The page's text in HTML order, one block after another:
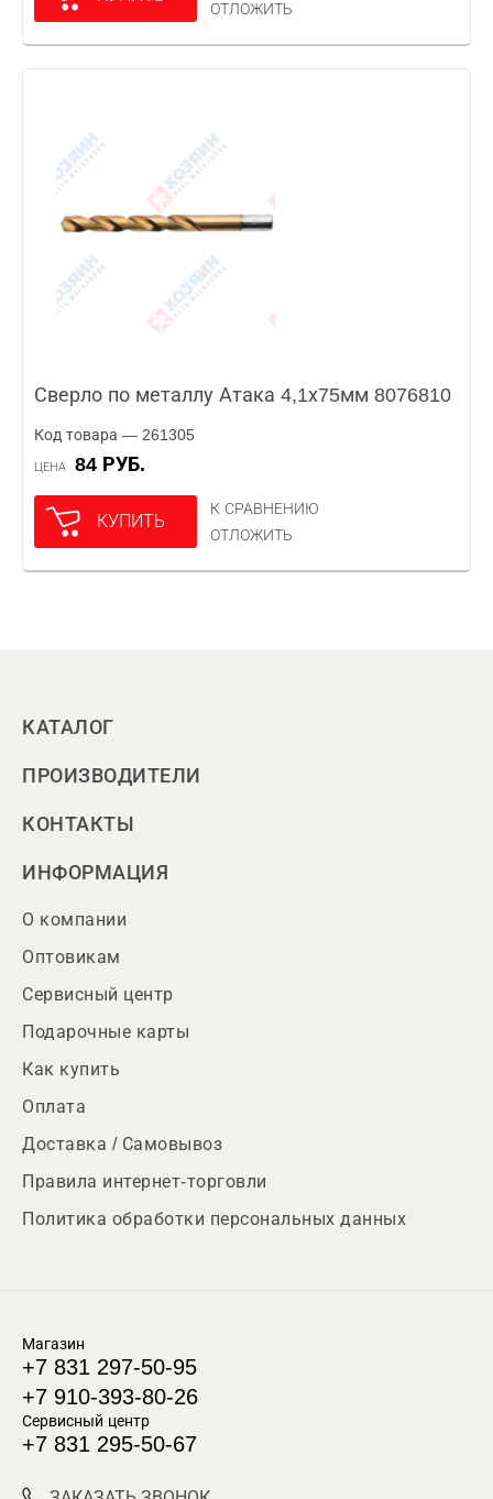
ОТЛОЖИТЬ
Сверло по металлу Атака 4,1х75мм 8076810
Код товара — 261305
ЦЕНА 84 РУБ.
КУПИТЬ
К СРАВНЕНИЮ
ОТЛОЖИТЬ
КАТАЛОГ
ПРОИЗВОДИТЕЛИ
КОНТАКТЫ
ИНФОРМАЦИЯ
О компании
Оптовикам
Сервисный центр
Подарочные карты
Как купить
Оплата
Доставка / Самовывоз
Правила интернет-торговли
Политика обработки персональных данных
Магазин
+7 831 297-50-95
+7 910-393-80-26
Сервисный центр
+7 831 295-50-67